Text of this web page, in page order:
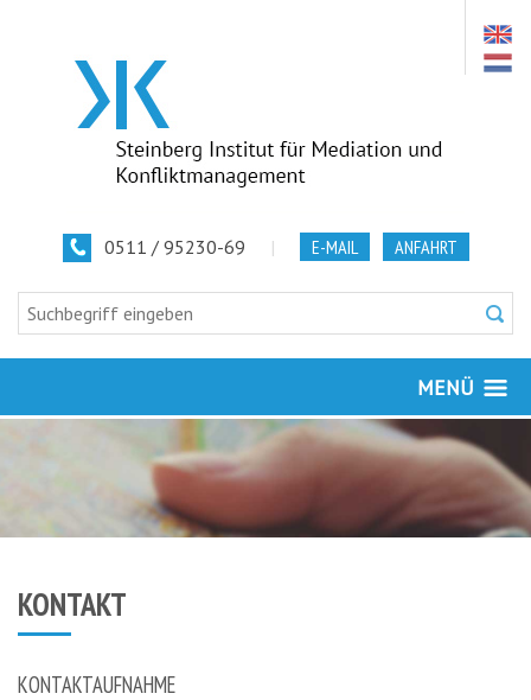
0511 / 95230-69 | E-MAIL ANFAHRT
MENÜ
KONTAKT
KONTAKTAUFNAHME